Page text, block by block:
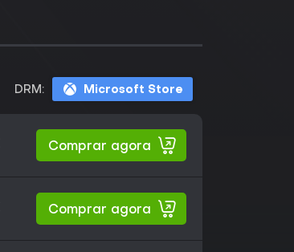
DRM: Microsoft Store
Comprar agora
Comprar agora